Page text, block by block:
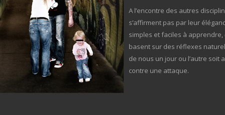
A l’encontre des autres
s’affirment pas par leur
simples et faciles à
basent sur des réflexes
de nous un jour ou l’autre soit
contre une attaque.